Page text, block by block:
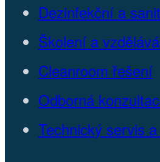
Dezinfekční a
Školení a
Cleanroom řešení
Odborná
Technický servis